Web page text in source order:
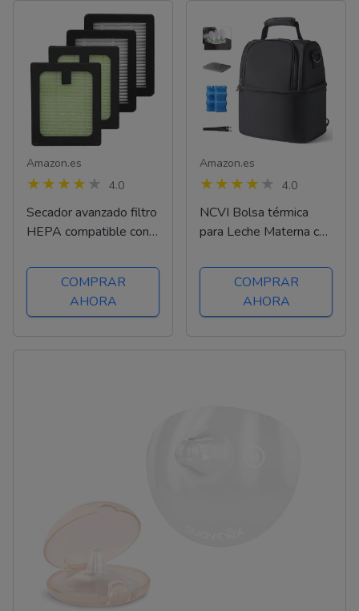
Amazon.es
4.0
Secador avanzado filtro
HEPA compatible con
Bottle Dryer Advanced,
paquete de 4
COMPRAR
AHORA
Amazon.es
4.0
NCVI Bolsa térmica
para Leche Materna con
Bolsa de Comida
isotérmica, Bolsa para
biberones con
COMPRAR
AHORA